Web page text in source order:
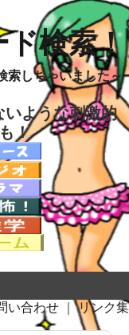
検索！
索しちゃいました～
ような刺激的
も！
い合わせ ｜リンク集